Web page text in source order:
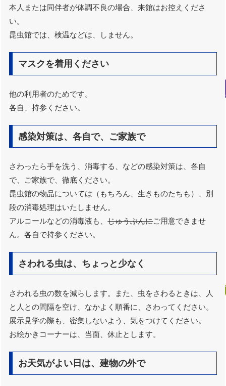
本人または同伴者が体調不良の場合、来館はお控えくださ
い。
昆虫館では、検温などは、しません。
マスクを着用ください
他の利用者のためです。
各自、持参ください。
感染対策は、各自で、ご家族で
さわったら手を洗う、消毒する、などの感染対策は、各自
で、ご家族で、徹底ください。
昆虫館の物品については（もちろん、生きものたちも）、別
段の消毒処理はいたしません。
アルコールなどの消毒液も、じゅうぶんにご用意できませ
ん。各自で持参ください。
さわれる虫は、ちょっと少なく
さわれる虫の数を減らします。また、虫をさわるときは、人
と人との間隔を空け、なかよく順番に、さわってください。
展示見学の際も、密集しないよう、気をつけてください。
お絵かきコーナーは、当面、休止とします。
お天気がよい日は、建物の外で